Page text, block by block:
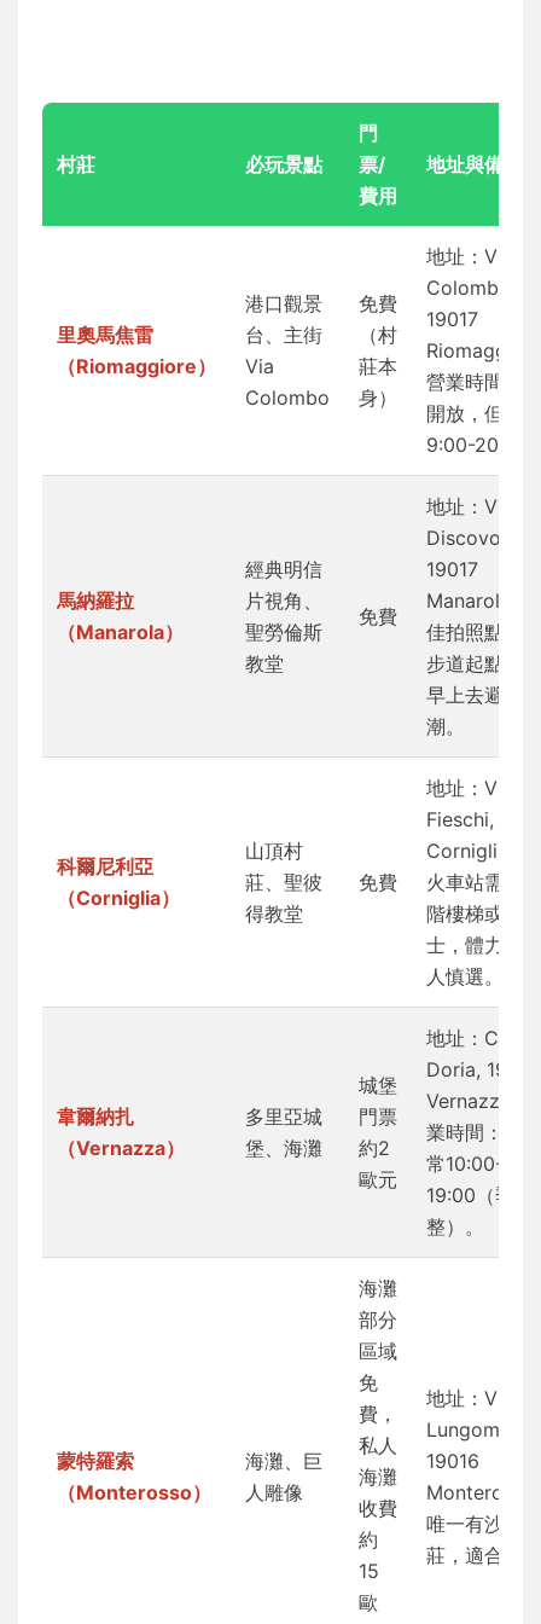
村莊 必玩景點
門
票/
費用
地址與備註
里奧馬焦雷
（Riomaggiore）
港口觀景
台、主街
Via
Colombo
免費
（村
莊本
身）
地址：Via
Colombo,
19017
營業時間：
開放，但商
9:00-20:00
馬納羅拉
（Manarola）
經典明信
片視角、
聖勞倫斯
教堂
免費
地址：Via
Discovolo,
19017
Manarola。
佳拍照點在
步道起點，
早上去避開人
潮。
科爾尼利亞
（Corniglia）
山頂村
莊、聖彼
得教堂
免費
地址：Via
Fieschi,
Corniglia。
火車站需爬
階樓梯或搭巴
士，體力不
人慎選。
韋爾納扎
（Vernazza）
多里亞城
堡、海灘
城堡
門票
約2
歐元
地址：
Doria, 19018
Vernazza。
業時間：城
常10:00-
19:00（季節
整）。
蒙特羅索
（Monterosso）
海灘、巨
人雕像
海灘
部分
區域
免
費，
私人
海灘
收費
約
15
歐
地址：Via
Lungomare,
19016
Monterosso
唯一有沙灘
莊，適合游